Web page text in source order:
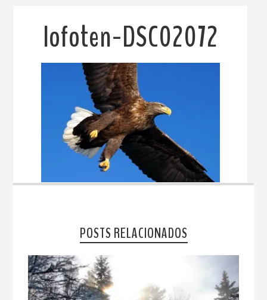
lofoten-DSC02072
POSTS RELACIONADOS